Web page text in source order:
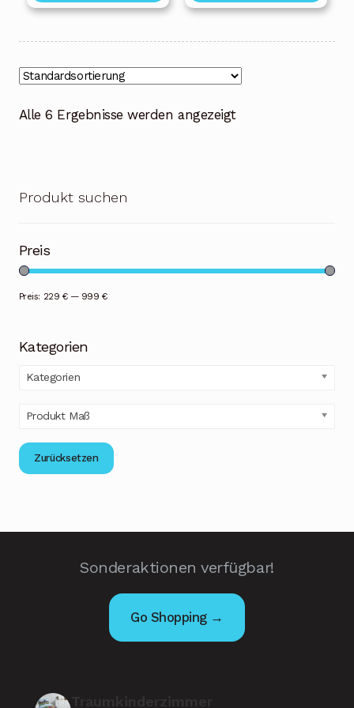
Alle 6 Ergebnisse werden angezeigt
Produkt suchen
Preis
Preis: 229 €— 999 €
Kategorien
Kategorien
Produkt Maß
Zurücksetzen
Sonderaktionen verfügbar!
Go Shopping →